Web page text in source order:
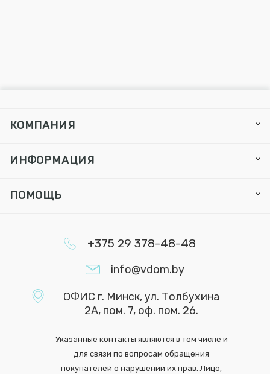
КОМПАНИЯ
ИНФОРМАЦИЯ
ПОМОЩЬ
+375 29 378-48-48
info@vdom.by
ОФИС г. Минск, ул. Толбухина
2А, пом. 7, оф. пом. 26.
Указанные контакты являются в том числе и
для связи по вопросам обращения
покупателей о нарушении их прав. Лицо,